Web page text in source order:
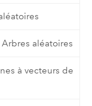
aléatoires
à vecteurs de